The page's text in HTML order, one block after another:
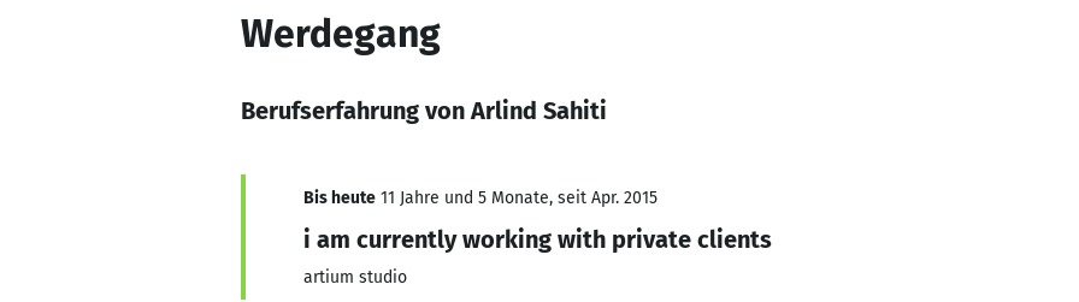
Werdegang
Berufserfahrung von Arlind Sahiti
Bis heute 11 Jahre und 5 Monate, seit Apr. 2015
i am currently working with private clients
artium studio